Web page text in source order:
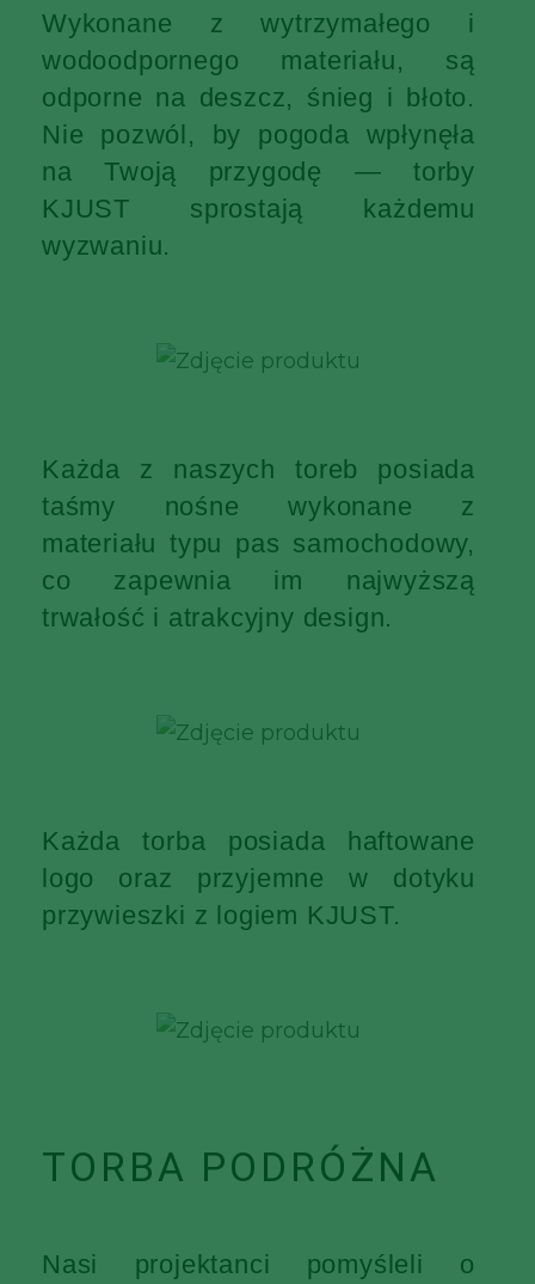
Wykonane z wytrzymałego i
wodoodpornego materiału, są
odporne na deszcz, śnieg i błoto.
Nie pozwól, by pogoda wpłynęła
na Twoją przygodę — torby
KJUST sprostają każdemu
wyzwaniu.
Każda z naszych toreb posiada
taśmy nośne wykonane z
materiału typu pas samochodowy,
co zapewnia im najwyższą
trwałość i atrakcyjny design.
Każda torba posiada haftowane
logo oraz przyjemne w dotyku
przywieszki z logiem KJUST.
TORBA PODRÓŻNA
Nasi projektanci pomyśleli o